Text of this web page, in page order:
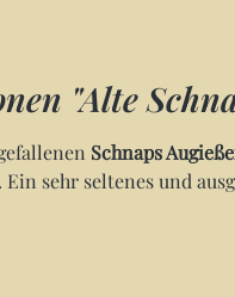
"Alte
Schnaps
Ein sehr seltenes und